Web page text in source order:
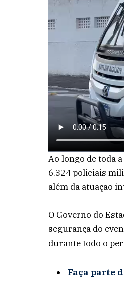
Ao longo de toda
6.324 policiais
além da atuação
O Governo do
segurança do
durante todo o
Faça parte